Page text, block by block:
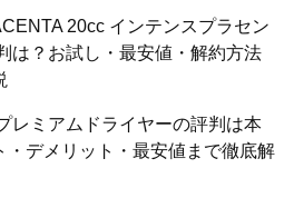
20cc インテンスプラセン
は？お試し・最安値・解約方法
レミアムドライヤーの評判は本
・デメリット・最安値まで徹底解